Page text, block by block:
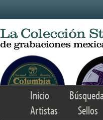
Inicio
Artistas
Sellos